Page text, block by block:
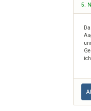
5.